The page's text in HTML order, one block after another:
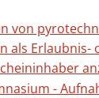
von
als Erlaubnis-
-